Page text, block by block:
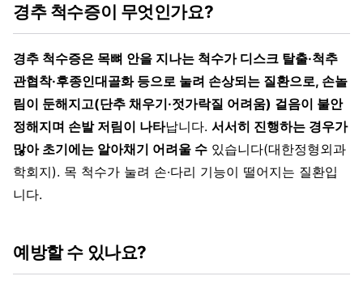
경추 척수증이 무엇인가요?
경추 척수증은 목뼈 안을 지나는 척수가 디스크 탈출·척추
관협착·후종인대골화 등으로 눌려 손상되는 질환으로, 손놀
림이 둔해지고(단추 채우기·젓가락질 어려움) 걸음이 불안
정해지며 손발 저림이 나타납니다. 서서히 진행하는 경우가
많아 초기에는 알아채기 어려울 수 있습니다(대한정형외과
학회지). 목 척수가 눌려 손·다리 기능이 떨어지는 질환입
니다.
예방할 수 있나요?